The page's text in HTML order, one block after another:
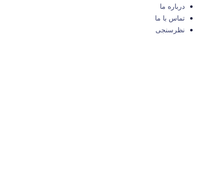
درباره ما
تماس با ما
نظرسنجی